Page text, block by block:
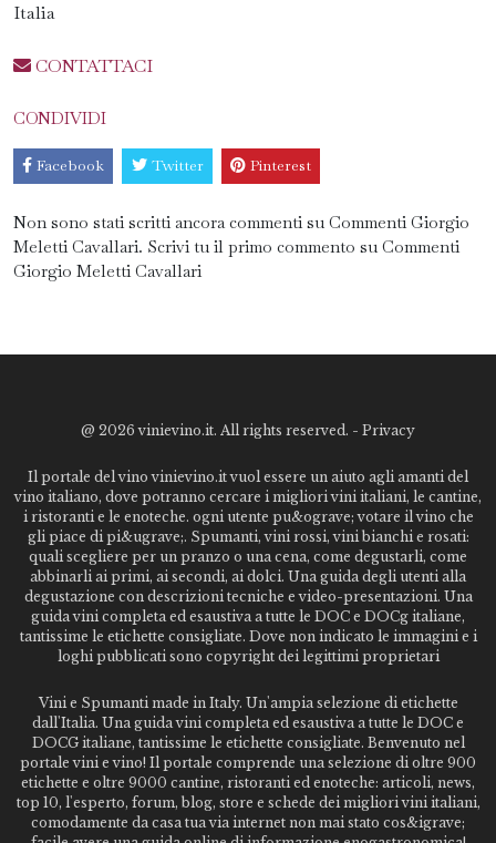
Italia
CONTATTACI
CONDIVIDI
Facebook Twitter Pinterest
Non sono stati scritti ancora commenti su Commenti Giorgio
Meletti Cavallari. Scrivi tu il primo commento su Commenti
Giorgio Meletti Cavallari
@ 2026 vinievino.it. All rights reserved. - Privacy
Il portale del vino vinievino.it vuol essere un aiuto agli amanti del
vino italiano, dove potranno cercare i migliori vini italiani, le cantine,
i ristoranti e le enoteche. ogni utente pu&ograve; votare il vino che
gli piace di pi&ugrave;. Spumanti, vini rossi, vini bianchi e rosati:
quali scegliere per un pranzo o una cena, come degustarli, come
abbinarli ai primi, ai secondi, ai dolci. Una guida degli utenti alla
degustazione con descrizioni tecniche e video-presentazioni. Una
guida vini completa ed esaustiva a tutte le DOC e DOCg italiane,
tantissime le etichette consigliate. Dove non indicato le immagini e i
loghi pubblicati sono copyright dei legittimi proprietari
Vini e Spumanti made in Italy. Un'ampia selezione di etichette
dall'Italia. Una guida vini completa ed esaustiva a tutte le DOC e
DOCG italiane, tantissime le etichette consigliate. Benvenuto nel
portale vini e vino! Il portale comprende una selezione di oltre 900
etichette e oltre 9000 cantine, ristoranti ed enoteche: articoli, news,
top 10, l'esperto, forum, blog, store e schede dei migliori vini italiani,
comodamente da casa tua via internet non mai stato cos&igrave;